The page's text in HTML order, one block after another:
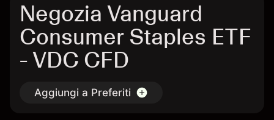
Negozia Vanguard
Consumer Staples ETF
- VDC CFD
Aggiungi a Preferiti